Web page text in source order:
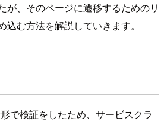
が、そのページに遷移するためのリ
込む方法を解説していきます。
で検証をしたため、サービスクラ